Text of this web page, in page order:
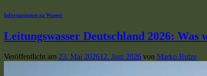
Informationen zu Wasser
Leitungswasser Deutschland 2026:
Veröffentlicht am 23. Mai 202612. Juni 2026 von Marko Butze